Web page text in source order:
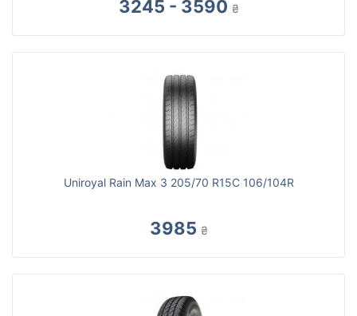
3245 - 3590 ₴
Uniroyal Rain Max 3 205/70 R15C 106/104R
3985 ₴